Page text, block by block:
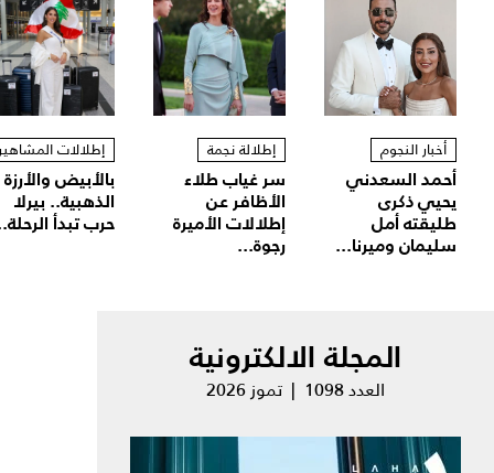
أخبار النجوم
أحمد السعدني
يحيي ذكرى
طليقته أمل
سليمان وميرنا...
إطلالة نجمة
سر غياب طلاء
الأظافر عن
إطلالات الأميرة
رجوة...
إطلالات
بالأبيض والأرزة
الذهبية.. بيرلا
حرب تبدأ
المجلة الالكترونية
العدد 1098 | تموز 2026